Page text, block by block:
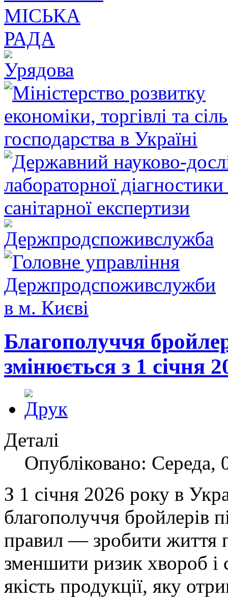
Благополуччя
змінюється з 1 січня
Деталі
Опубліковано: Середа,
З 1 січня 2026 року в
благополуччя бройлерів
правил — зробити життя
зменшити ризик хвороб і
якість продукції, яку